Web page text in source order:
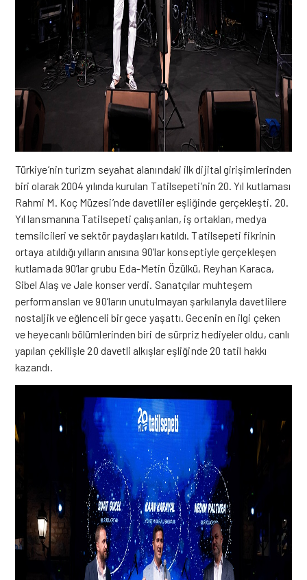
Türkiye’nin turizm seyahat alanındaki ilk dijital girişimlerinden
biri olarak 2004 yılında kurulan Tatilsepeti’nin 20. Yıl kutlaması
Rahmi M. Koç Müzesi’nde davetliler eşliğinde gerçekleşti. 20.
Yıl lansmanına Tatilsepeti çalışanları, iş ortakları, medya
temsilcileri ve sektör paydaşları katıldı. Tatilsepeti fikrinin
ortaya atıldığı yılların anısına 90’lar konseptiyle gerçekleşen
kutlamada 90’lar grubu Eda-Metin Özülkü, Reyhan Karaca,
Sibel Alaş ve Jale konser verdi. Sanatçılar muhteşem
performansları ve 90’ların unutulmayan şarkılarıyla davetlilere
nostaljik ve eğlenceli bir gece yaşattı. Gecenin en ilgi çeken
ve heyecanlı bölümlerinden biri de sürpriz hediyeler oldu, canlı
yapılan çekilişle 20 davetli alkışlar eşliğinde 20 tatil hakkı
kazandı.